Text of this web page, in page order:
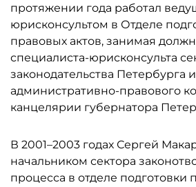
протяжении года работал
юрисконсультом в Отделе
правовых актов, занимая
специалиста-юрисконсульта
законодательства Петербурга и
административно-правового
канцелярии губернатора
В 2001–2003 годах Сергей
начальником сектора
процесса в отделе подготовки